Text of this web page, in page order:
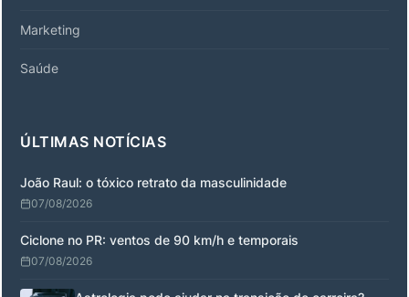
Marketing
Saúde
ÚLTIMAS NOTÍCIAS
João Raul: o tóxico retrato da masculinidade
07/08/2026
Ciclone no PR: ventos de 90 km/h e temporais
07/08/2026